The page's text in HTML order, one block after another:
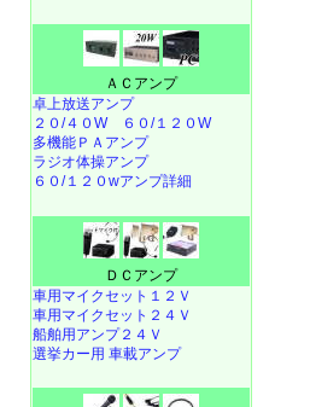
ＡＣアンプ
卓上放送アンプ
２０/４０W
６０/１２０W
多機能ＰＡアンプ
ラジオ体操アンプ
６０/１２０wアンプ詳細
ＤＣアンプ
車用マイクセット１２Ｖ
車用マイクセット２４Ｖ
船舶用アンプ２４Ｖ
選挙カー用 車載アンプ